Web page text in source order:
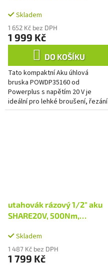
Skladem
1 652 Kč bez DPH
1 999 Kč
DO KOŠÍKU
Tato kompaktní Aku úhlová
bruska POWDP35160 od
Powerplus s napětím 20 V je
ideální pro lehké broušení, řezání
a odstraňování otřepů. Díky své
utahovák rázový 1/2" aku
SHARE20V, 500Nm,
nabíječky
Skladem
1 487 Kč bez DPH
1 799 Kč